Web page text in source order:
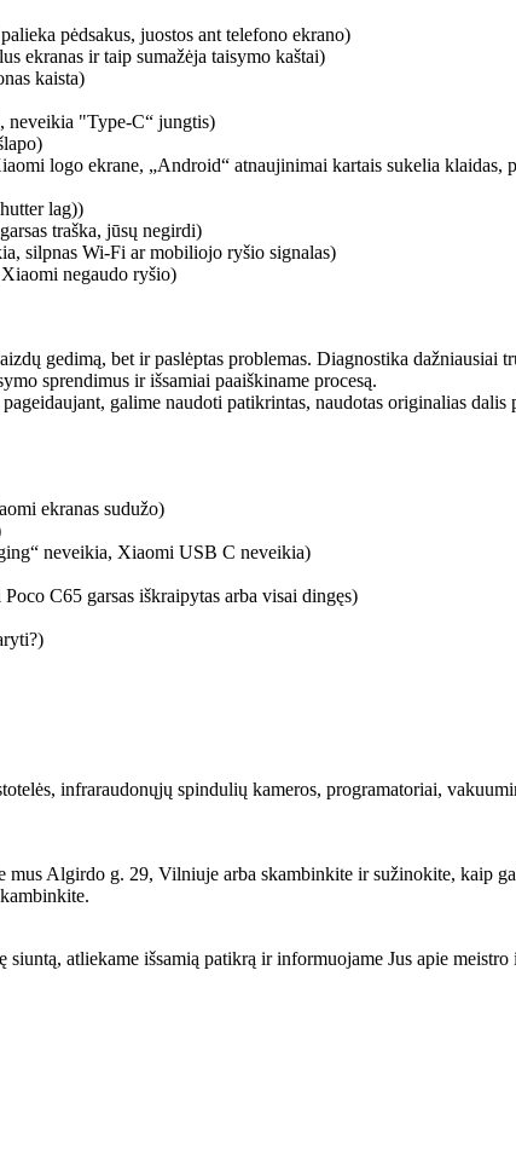
pėdsakus, juostos ant telefono ekrano)
ekranas ir taip sumažėja taisymo kaštai)
kaista)
neveikia "Type-C“ jungtis)
logo ekrane, „Android“ atnaujinimai kartais sukelia klaidas,
lag))
traška, jūsų negirdi)
silpnas Wi-Fi ar mobiliojo ryšio signalas)
negaudo ryšio)
gedimą, bet ir paslėptas problemas. Diagnostika dažniausiai
sprendimus ir išsamiai paaiškiname procesą.
galime naudoti patikrintas, naudotas originalias dalis
ekranas sudužo)
neveikia, Xiaomi USB C neveikia)
Poco C65 garsas iškraipytas arba visai dingęs)
infraraudonųjų spindulių kameros, programatoriai,
Algirdo g. 29, Vilniuje arba skambinkite ir sužinokite, kaip
atliekame išsamią patikrą ir informuojame Jus apie